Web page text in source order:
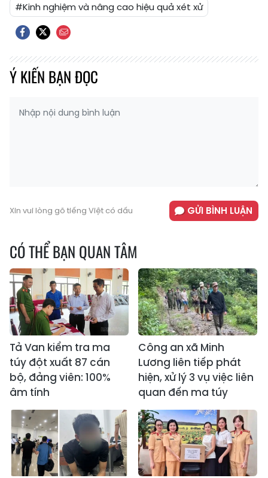
#Kinh nghiệm và nâng cao hiệu quả xét xử
Ý KIẾN BẠN ĐỌC
Xin vui lòng gõ tiếng Việt có dấu GỬI BÌNH LUẬN
CÓ THỂ BẠN QUAN TÂM
Tả Van kiểm tra ma
túy đột xuất 87 cán
bộ, đảng viên: 100%
âm tính
Công an xã Minh
Lương liên tiếp phát
hiện, xử lý 3 vụ việc liên
quan đến ma túy